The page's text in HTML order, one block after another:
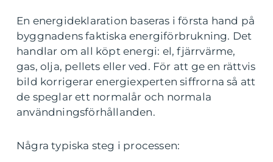
En energideklaration baseras i första hand på
byggnadens faktiska energiförbrukning. Det
handlar om all köpt energi: el, fjärrvärme,
gas, olja, pellets eller ved. För att ge en rättvis
bild korrigerar energiexperten siffrorna så att
de speglar ett normalår och normala
användningsförhållanden.
Några typiska steg i processen: